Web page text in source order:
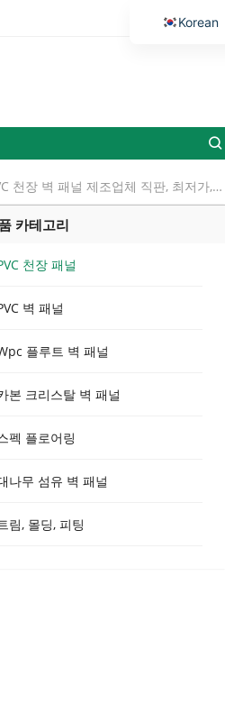
널 제조업체 직판, 최저가, 거실, 발코니, 매장 인테리어에 이상적
카테고리
천장 패널
벽 패널
플루트 벽 패널
본 크리스탈 벽 패널
펙 플로어링
나무 섬유 벽 패널
림, 몰딩, 피팅
Korean
Russian